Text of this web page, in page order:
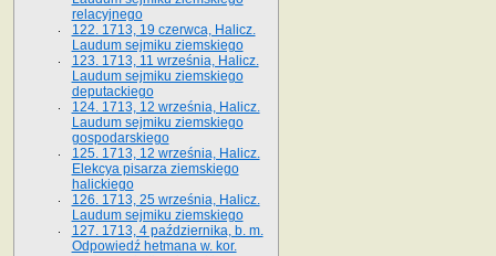
relacyjnego
122. 1713, 19 czerwca, Halicz.
Laudum sejmiku ziemskiego
123. 1713, 11 września, Halicz.
Laudum sejmiku ziemskiego
deputackiego
124. 1713, 12 września, Halicz.
Laudum sejmiku ziemskiego
gospodarskiego
125. 1713, 12 września, Halicz.
Elekcya pisarza ziemskiego
halickiego
126. 1713, 25 września, Halicz.
Laudum sejmiku ziemskiego
127. 1713, 4 października, b. m.
Odpowiedź hetmana w. kor.